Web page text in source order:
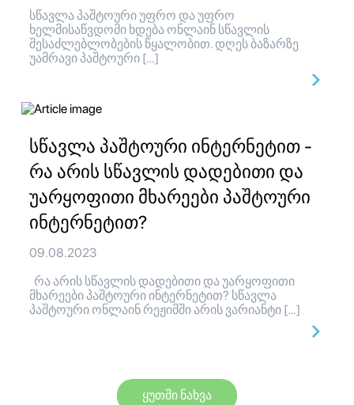
სწავლა პაშტოური უფრო და უფრო
ხელმისაწვდომი ხდება ონლაინ სწავლის
შესაძლებლობების წყალობით. დღეს ბაზარზე
უამრავი პაშტოური […]
სწავლა პაშტოური ინტერნეტით -
რა არის სწავლის დადებითი და
უარყოფითი მხარეები პაშტოური
ინტერნეტით?
09.08.2023
რა არის სწავლის დადებითი და უარყოფითი
მხარეები პაშტოური ინტერნეტით? სწავლა
პაშტოური ონლაინ რეჟიმში არის ვარიანტი […]
ყუთში ნახვა